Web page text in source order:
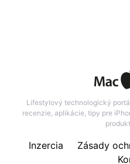
Lifestylový technologický
recenzie, aplikácie, tipy pre
Inzercia
Zásady